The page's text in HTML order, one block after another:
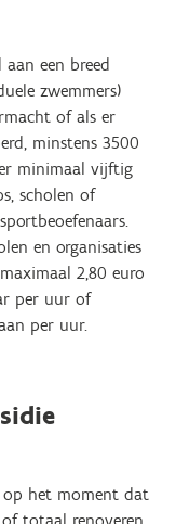
een breed
zwemmers)
of als er
minstens 3500
minimaal vijftig
scholen of
en organisaties
2,80 euro
per uur of
per uur.
op het moment dat
totaal renoveren